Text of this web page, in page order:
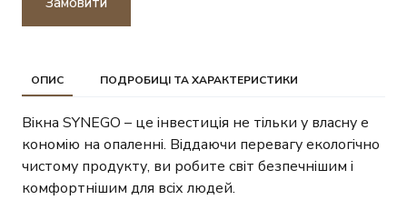
ОПИС ПОДРОБИЦІ ТА ХАРАКТЕРИСТИКИ
Вікна SYNEGO – це інвестиція не тільки у власну е​
кономію на опаленні. Віддаючи перевагу екологічно
чистому продукту, ви робите світ безпечнішим і
комфортнішим для всіх людей.